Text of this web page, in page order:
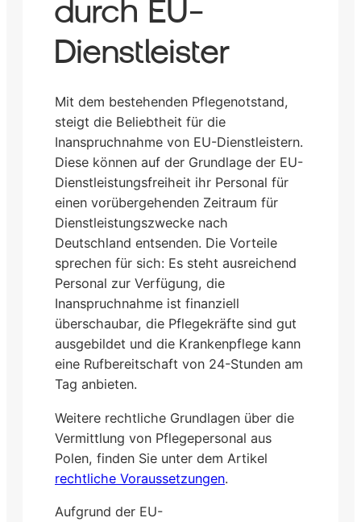
durch EU-
Dienstleister
Mit dem bestehenden Pflegenotstand,
steigt die Beliebtheit für die
Inanspruchnahme von EU-Dienstleistern.
Diese können auf der Grundlage der EU-
Dienstleistungsfreiheit ihr Personal für
einen vorübergehenden Zeitraum für
Dienstleistungszwecke nach
Deutschland entsenden. Die Vorteile
sprechen für sich: Es steht ausreichend
Personal zur Verfügung, die
Inanspruchnahme ist finanziell
überschaubar, die Pflegekräfte sind gut
ausgebildet und die Krankenpflege kann
eine Rufbereitschaft von 24-Stunden am
Tag anbieten.
Weitere rechtliche Grundlagen über die
Vermittlung von Pflegepersonal aus
Polen, finden Sie unter dem Artikel
rechtliche Voraussetzungen.
Aufgrund der EU-